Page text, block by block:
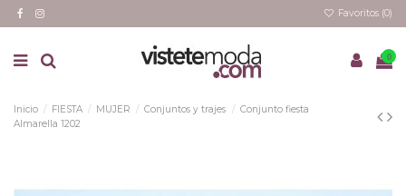
Favoritos (0)
0
Inicio FIESTA MUJER Conjuntos y trajes
Conjunto fiesta
Almarella 1202